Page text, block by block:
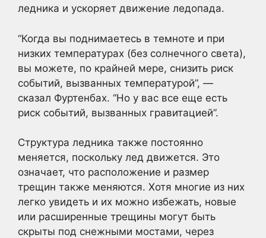
ледника и ускоряет движение ледопада.
“Когда вы поднимаетесь в темноте и при
низких температурах (без солнечного света),
вы можете, по крайней мере, снизить риск
событий, вызванных температурой”, —
сказал Фуртенбах. “Но у вас все еще есть
риск событий, вызванных гравитацией”.
Структура ледника также постоянно
меняется, поскольку лед движется. Это
означает, что расположение и размер
трещин также меняются. Хотя многие из них
легко увидеть и их можно избежать, новые
или расширенные трещины могут быть
скрыты под снежными мостами, через